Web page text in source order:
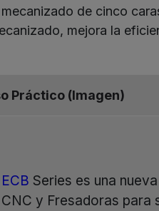
de cinco
mejora la
Práctico (Imagen)
ECB Series es una
y Fresadoras para